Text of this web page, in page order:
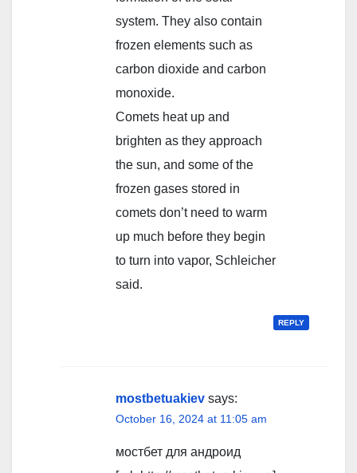
system. They also contain
frozen elements such as
carbon dioxide and carbon
monoxide.
Comets heat up and
brighten as they approach
the sun, and some of the
frozen gases stored in
comets don’t need to warm
up much before they begin
to turn into vapor, Schleicher
said.
REPLY
mostbetuakiev says:
October 16, 2024 at 11:05 am
мостбет для андроид